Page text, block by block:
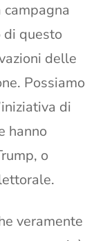
di questo
delle
Possiamo
di
hanno
o
veramente